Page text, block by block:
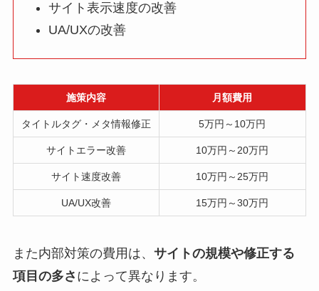
サイト表示速度の改善
UA/UXの改善
施策内容 月額費用
タイトルタグ・メタ情報修正 5万円～10万円
サイトエラー改善 10万円～20万円
サイト速度改善 10万円～25万円
UA/UX改善 15万円～30万円
また内部対策の費用は、 サイトの規模や修正する
項目の多さ によって異なります。